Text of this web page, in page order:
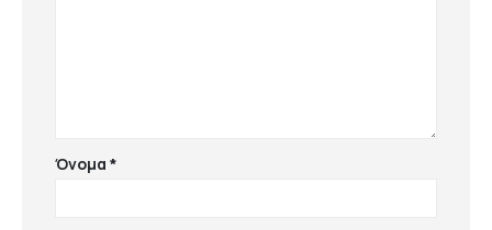
Όνομα*